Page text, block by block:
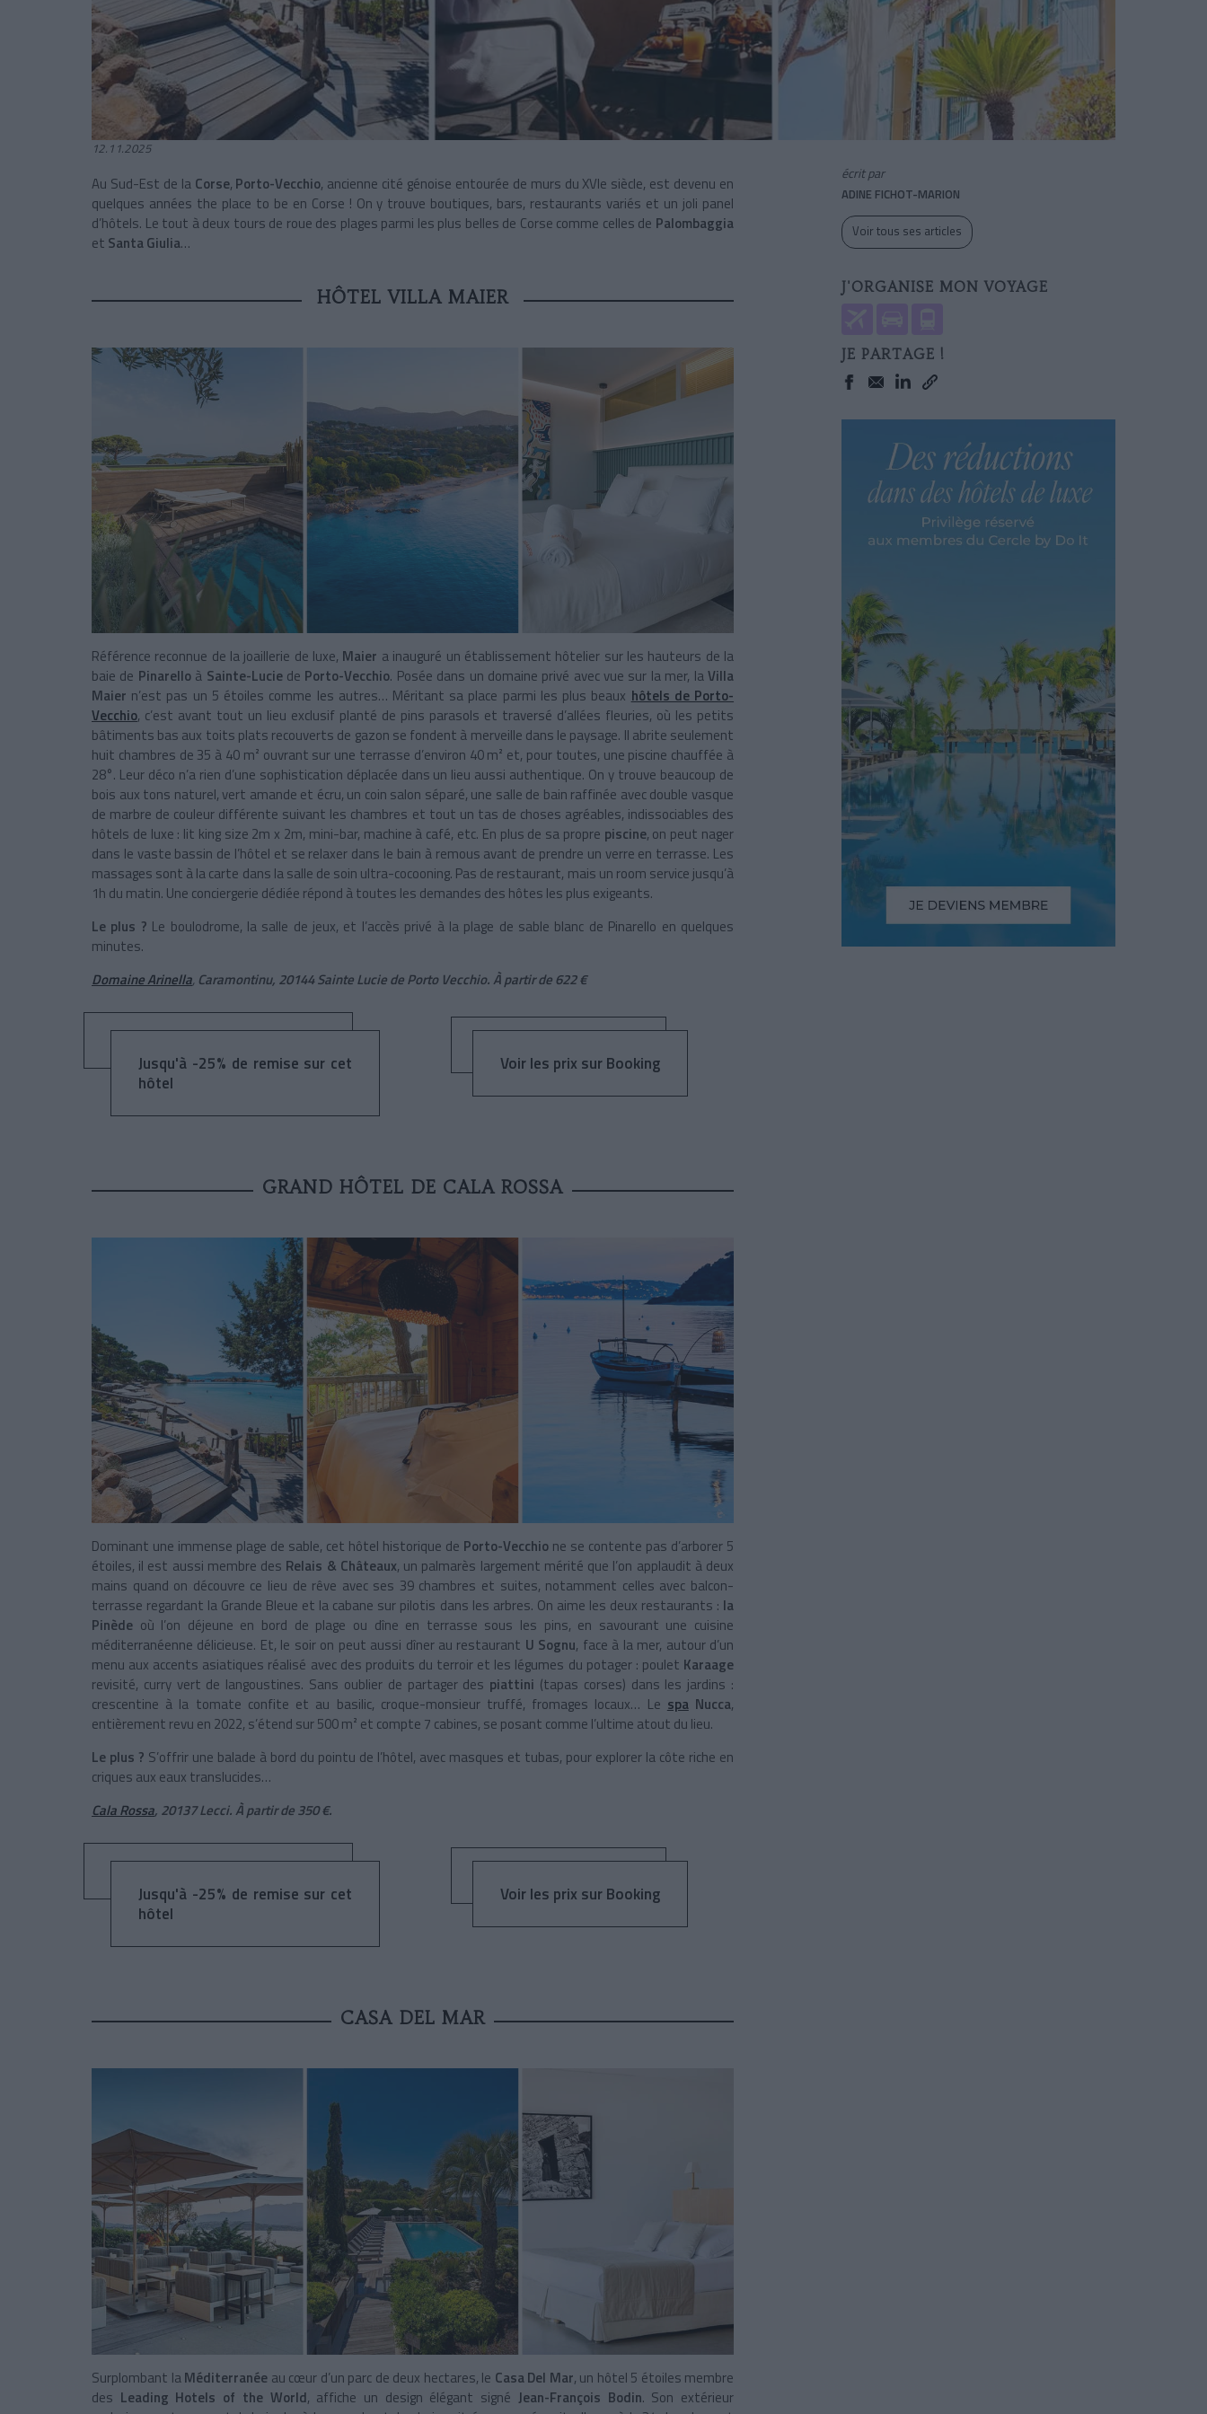
12.11.2025
Au Sud-Est de la Corse, Porto-Vecchio, ancienne cité génoise entourée de murs du XVIe siècle, est devenu en
quelques années the place to be en Corse ! On y trouve boutiques, bars, restaurants variés et un joli panel
d’hôtels. Le tout à deux tours de roue des plages parmi les plus belles de Corse comme celles de Palombaggia
et Santa Giulia…
HÔTEL VILLA MAIER
Référence reconnue de la joaillerie de luxe, Maier a inauguré un établissement hôtelier sur les hauteurs de la
baie de Pinarelloà Sainte-Lucie de Porto-Vecchio. Posée dans un domaine privé avec vue sur la mer, laVilla
Maier n’est pas un 5 étoiles comme les autres… Méritant sa place parmi les plus beaux hôtels de Porto-
Vecchio, c’est avant tout un lieu exclusif planté de pins parasols et traversé d’allées fleuries, où les petits
bâtiments bas aux toits plats recouverts de gazon se fondent à merveille dans le paysage. Il abrite seulement
huit chambres de 35 à 40 m² ouvrant sur une terrasse d’environ 40 m² et, pour toutes, une piscine chauffée à
28°. Leur déco n’a rien d’une sophistication déplacée dans un lieu aussi authentique. On y trouve beaucoup de
bois aux tons naturel, vert amande et écru, un coin salon séparé, une salle de bain raffinée avec double vasque
de marbre de couleur différente suivant les chambres et tout un tas de choses agréables, indissociables des
hôtels de luxe : lit king size 2m x 2m, mini-bar, machine à café, etc. En plus de sa propre piscine, on peut nager
dans le vaste bassin de l’hôtel et se relaxer dans le bain à remous avant de prendre un verre en terrasse. Les
massages sont à la carte dans la salle de soin ultra-cocooning. Pas de restaurant, mais un room service jusqu’à
1h du matin. Une conciergerie dédiée répond à toutes les demandes des hôtes les plus exigeants.
Le plus ? Le boulodrome, la salle de jeux, et l’accès privé à la plage de sable blanc de Pinarello en quelques
minutes.
Domaine Arinella, Caramontinu, 20144 Sainte Lucie de Porto Vecchio. Àpartir de 622 €
Jusqu'à -25% de remise sur cet
hôtel
Voir les prix sur Booking
GRAND HÔTEL DE CALA ROSSA
Dominant une immense plage de sable, cet hôtel historique de Porto-Vecchio ne se contente pas d’arborer 5
étoiles, il est aussi membre des Relais & Châteaux, un palmarès largement mérité que l’on applaudit à deux
mains quand on découvre ce lieu de rêve avec ses 39 chambres et suites, notamment celles avec balcon-
terrasse regardant la Grande Bleue et la cabane sur pilotis dans les arbres. On aime les deux restaurants : la
Pinède où l’on déjeune en bord de plage ou dîne en terrasse sous les pins, en savourant une cuisine
méditerranéenne délicieuse. Et, le soir on peut aussi dîner au restaurant U Sognu, face à la mer, autour d’un
menu aux accents asiatiques réalisé avec des produits du terroir et les légumes du potager : poulet Karaage
revisité, curry vert de langoustines. Sans oublier de partager des piattini (tapas corses) dans les jardins :
crescentine à la tomate confite et au basilic, croque-monsieur truffé, fromages locaux… Le spaNucca,
entièrement revu en 2022, s’étend sur 500 m² et compte 7 cabines, se posant comme l’ultime atout du lieu.
Le plus ? S’offrir une balade à bord du pointu de l’hôtel, avec masques et tubas, pour explorer la côte riche en
criques aux eaux translucides…
Cala Rossa, 20137 Lecci. À partir de 350 €.
Jusqu'à -25% de remise sur cet
hôtel
Voir les prix sur Booking
CASA DEL MAR
Surplombant laMéditerranée au cœur d’un parc de deux hectares, le Casa Del Mar, un hôtel 5 étoiles membre
des Leading Hotels of the World, affiche un design élégant signé Jean-François Bodin. Son extérieur
écrit par
ADINE FICHOT-MARION
Voir tous ses articles
J'ORGANISE MON VOYAGE
JE PARTAGE !